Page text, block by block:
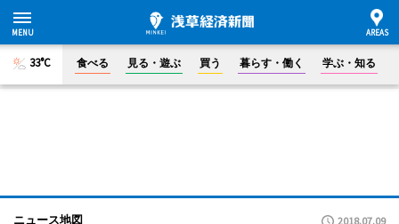
33°C 食べる 見る・遊ぶ 買う 暮らす・働く 学ぶ・知る
ニュース地図 2018.07.09